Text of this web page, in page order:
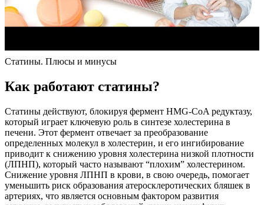
Статины. Плюсы и минусы
Как работают статины?
Статины действуют, блокируя фермент HMG-CoA редуктазу,
который играет ключевую роль в синтезе холестерина в
печени. Этот фермент отвечает за преобразование
определенных молекул в холестерин, и его ингибирование
приводит к снижению уровня холестерина низкой плотности
(ЛПНП), который часто называют “плохим” холестерином.
Снижение уровня ЛПНП в крови, в свою очередь, помогает
уменьшить риск образования атеросклеротических бляшек в
артериях, что является основным фактором развития